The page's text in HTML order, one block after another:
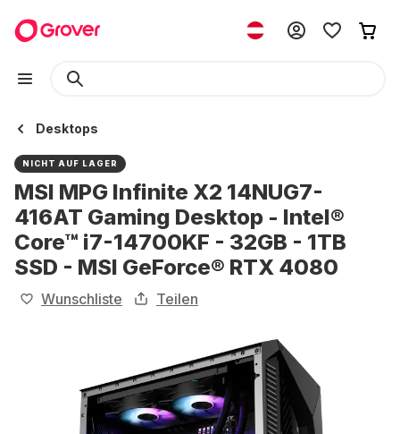
Desktops
NICHT AUF LAGER
MSI MPG Infinite X2 14NUG7-
416AT Gaming Desktop - Intel®
Core™ i7-14700KF - 32GB - 1TB
SSD - MSI GeForce® RTX 4080
Wunschliste Teilen